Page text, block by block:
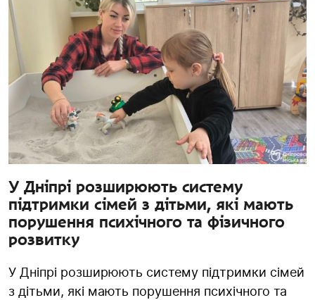
У Дніпрі розширюють систему
підтримки сімей з дітьми, які мають
порушення психічного та фізичного
розвитку
У Дніпрі розширюють систему підтримки сімей
з дітьми, які мають порушення психічного та